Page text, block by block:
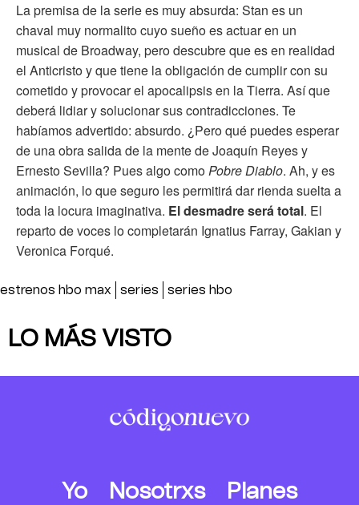
La premisa de la serie es muy absurda: Stan es un
chaval muy normalito cuyo sueño es actuar en un
musical de Broadway, pero descubre que es en realidad
el Anticristo y que tiene la obligación de cumplir con su
cometido y provocar el apocalipsis en la Tierra. Así que
deberá lidiar y solucionar sus contradicciones. Te
habíamos advertido: absurdo. ¿Pero qué puedes esperar
de una obra salida de la mente de Joaquín Reyes y
Ernesto Sevilla? Pues algo comoPobre Diablo. Ah, y es
animación, lo que seguro les permitirá dar rienda suelta a
toda la locura imaginativa. El desmadre será total. El
reparto de voces lo completarán Ignatius Farray, Gakian y
Veronica Forqué.
estrenos hbo max series series hbo
LO MÁS VISTO
Yo Nosotrxs
Planes